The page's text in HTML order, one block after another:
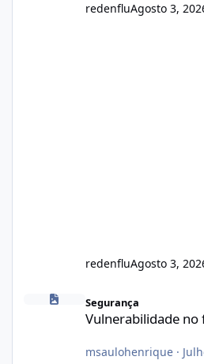
redenfluAgosto 3,
redenfluAgosto 3,
Vulnerabilidade no famoso VOX
Segurança
Vulnerabilidade no
msaulohenrique·